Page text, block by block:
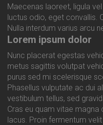
Maecenas laoreet, ligula
luctus odio, eget convallis.
Nulla interdum varius arcu
Lorem ipsum dolor
Nunc placerat egestas
metus sagittis volutpat
purus sed mi scelerisque
Phasellus vulputate ac dui
vestibulum tellus, sed
Cras eu quam vitae magna
lacus. Proin fermentum